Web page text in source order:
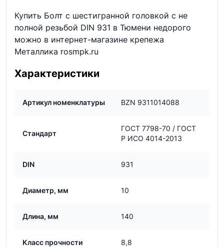
Купить Болт с шестигранной головкой с не
полной резьбой DIN 931 в Тюмени недорого
можно в интернет-магазине крепежа
Металлика rosmpk.ru
Характеристики
Артикул номенклатуры BZN 9311014088
Стандарт
ГОСТ 7798-70 / ГОСТ
Р ИСО 4014-2013
DIN 931
Диаметр, мм 10
Длина, мм 140
Класс прочности 8,8